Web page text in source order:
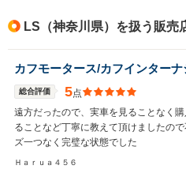
LS（神奈川県）を扱う販売
カフモータース/カフインター
総合評価 5点
遠方だったので、実車を見ることなく
ることなど丁寧に教えて頂けましたの
ズ一つなく完璧な状態でした
Ｈａｒｕａ４５６